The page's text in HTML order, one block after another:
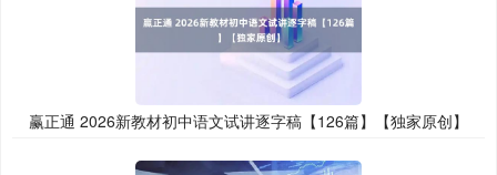
赢正通 2026新教材初中语文试讲逐字稿【126篇】【独家原创】